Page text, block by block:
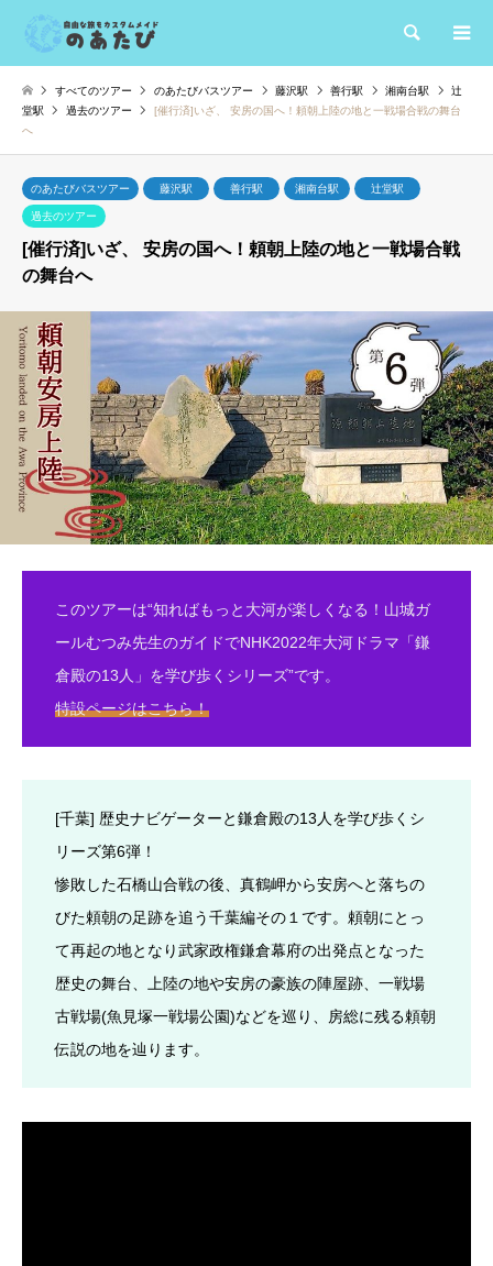
検索
すべてのツアー のあたびバスツアー 藤沢駅 善行駅 湘南台駅
辻
堂駅
過去のツアー
[催行済]いざ、 安房の国へ！頼朝上陸の地と一戦場合戦の舞台
へ
のあたびバスツアー 藤沢駅 善行駅 湘南台駅 辻堂駅
過去のツアー
[催行済]いざ、 安房の国へ！頼朝上陸の地と一戦場合戦
の舞台へ
このツアーは“知ればもっと大河が楽しくなる！山城ガ
ールむつみ先生のガイドでNHK2022年大河ドラマ「鎌
倉殿の13人」を学び歩くシリーズ”です。
特設ページはこちら！
[千葉] 歴史ナビゲーターと鎌倉殿の13人を学び歩くシ
リーズ第6弾！
惨敗した石橋山合戦の後、真鶴岬から安房へと落ちの
びた頼朝の足跡を追う千葉編その１です。頼朝にとっ
て再起の地となり武家政権鎌倉幕府の出発点となった
歴史の舞台、上陸の地や安房の豪族の陣屋跡、一戦場
古戦場(魚見塚一戦場公園)などを巡り、房総に残る頼朝
伝説の地を辿ります。